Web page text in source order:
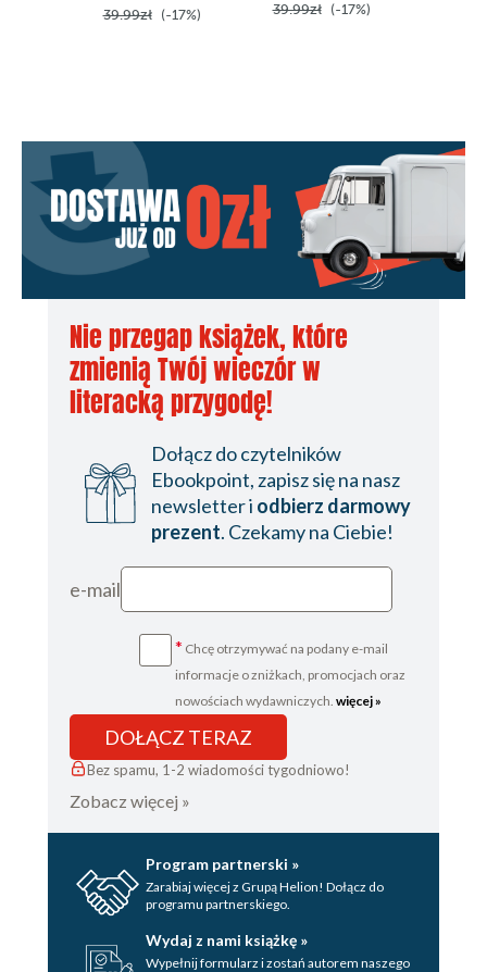
39.99zł (-17%) 39.99zł (-17%)
Nie przegap książek, które
zmienią Twój wieczór w
literacką przygodę!
Dołącz do czytelników
Ebookpoint, zapisz się na nasz
newsletter i odbierz darmowy
prezent. Czekamy na Ciebie!
e-mail
* Chcę otrzymywać na podany e-mail
informacje o zniżkach, promocjach oraz
nowościach wydawniczych. więcej »
DOŁĄCZ TERAZ
Bez spamu, 1-2 wiadomości tygodniowo!
Zobacz więcej »
Program partnerski »
Zarabiaj więcej z Grupą Helion! Dołącz do
programu partnerskiego.
Wydaj z nami książkę »
Wypełnij formularz i zostań autorem naszego